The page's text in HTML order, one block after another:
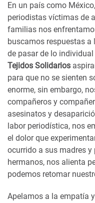
En un país como
periodistas víctimas de
familias nos
buscamos respuestas
de pasar de lo
Tejidos Solidarios
para que no se sienten
enorme, sin embargo,
compañeros y
asesinatos y
labor periodística, nos
el dolor que
ocurrido a sus madres y
hermanos, nos alienta
podemos retomar
Apelamos a la empatía